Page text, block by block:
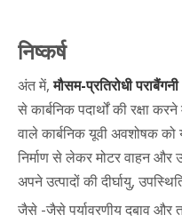
निष्कर्ष
अंत में,मौसम-प्रतिरोधी
से कार्बनिक पदार्थों की रक्षा
वाले कार्बनिक यूवी अवशोषक को
निर्माण से लेकर मोटर वाहन और
अपने उत्पादों की दीर्घायु,
जैसे -जैसे पर्यावरणीय दबाव और